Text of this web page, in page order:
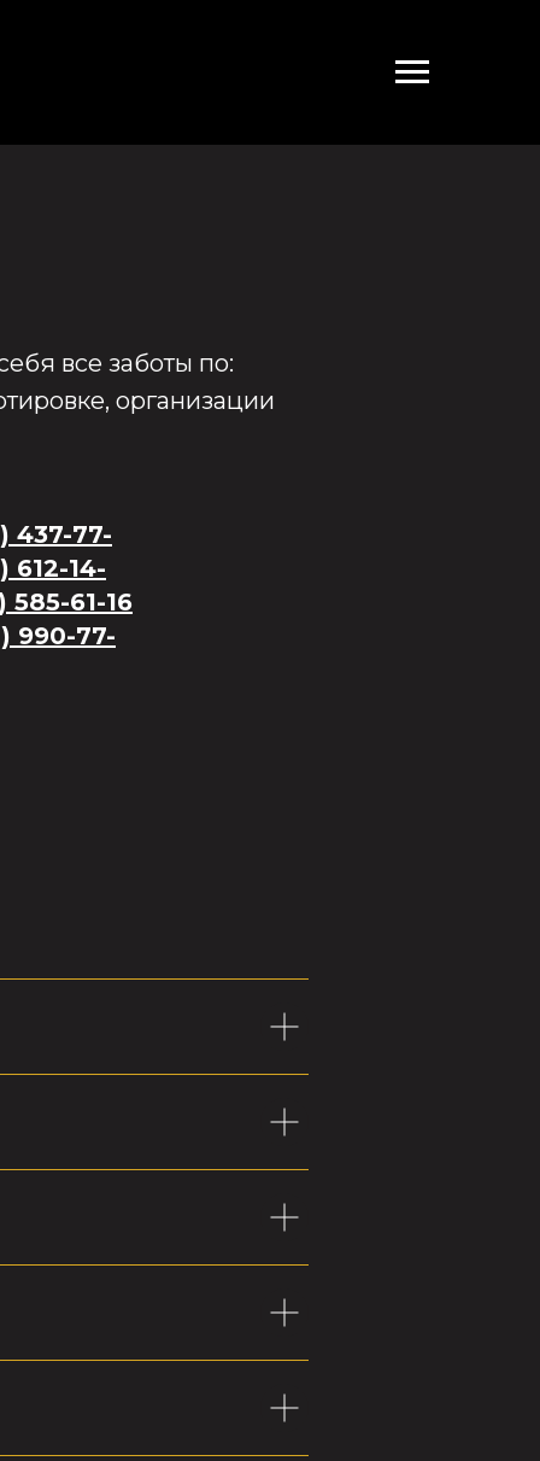
все заботы по:
организации
437-77-
612-14-
585-61-16
990-77-